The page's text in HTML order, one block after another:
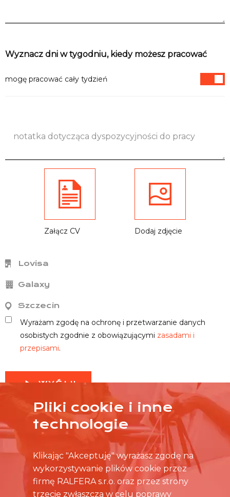
Wyznacz dni w tygodniu, kiedy możesz pracować
mogę pracować cały tydzień
Załącz CV Dodaj zdjęcie
Lovisa
Galaxy
Szczecin
Wyrażam zgodę na ochronę i przetwarzanie danych
osobistych zgodnie z obowiązującymi zasadami i
przepisami.
WYŚLIJ
Pliki cookie i inne
technologie
Klikając "Akceptuję" wyrażasz zgodę na
wykorzystywanie plików cookie przez
firmę RALFERA s.r.o. oraz przez strony
trzecie zwłaszcza w celu poprawy